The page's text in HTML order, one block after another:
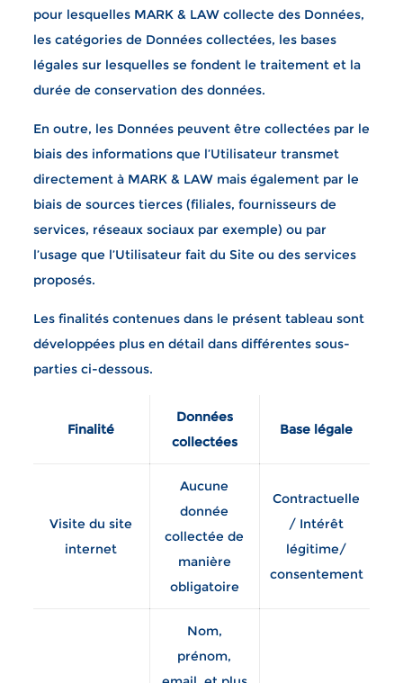
pour lesquelles MARK & LAW collecte des Données,
les catégories de Données collectées, les bases
légales sur lesquelles se fondent le traitement et la
durée de conservation des données.
En outre, les Données peuvent être collectées par le
biais des informations que l’Utilisateur transmet
directement à MARK & LAW mais également par le
biais de sources tierces (filiales, fournisseurs de
services, réseaux sociaux par exemple) ou par
l’usage que l’Utilisateur fait du Site ou des services
proposés.
Les finalités contenues dans le présent tableau sont
développées plus en détail dans différentes sous-
parties ci-dessous.
Finalité
Données
collectées
Base légale
Visite du site
internet
Aucune
donnée
collectée de
manière
obligatoire
Contractuelle
/ Intérêt
légitime/
consentement
Nom,
prénom,